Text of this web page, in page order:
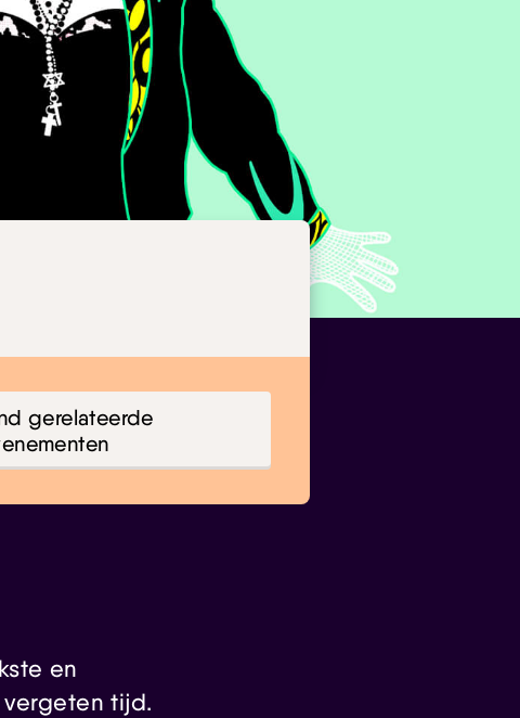
gerelateerde
en
tijd.